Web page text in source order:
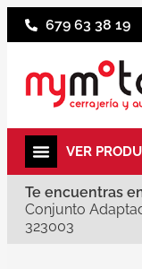
679 63 38 19
Te encuentras
Conjunto
323003